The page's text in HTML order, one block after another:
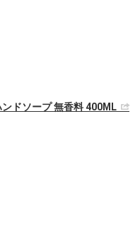
ドソープ 無香料 400ML